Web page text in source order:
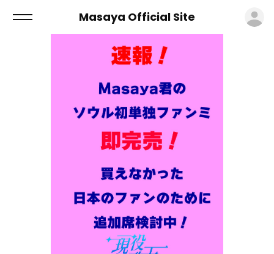
Masaya Official Site